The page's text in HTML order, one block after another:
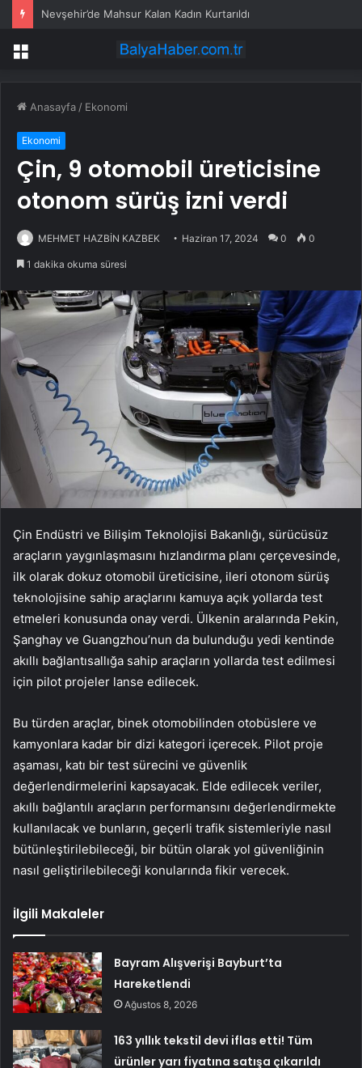
Nevşehir’de Mahsur Kalan Kadın Kurtarıldı
Menü
Anasayfa / Ekonomi
Ekonomi
Çin, 9 otomobil üreticisine
otonom sürüş izni verdi
MEHMET HAZBİN KAZBEK Haziran 17, 2024 0 0
1 dakika okuma süresi
Çin Endüstri ve Bilişim Teknolojisi Bakanlığı, sürücüsüz
araçların yaygınlaşmasını hızlandırma planı çerçevesinde,
ilk olarak dokuz otomobil üreticisine, ileri otonom sürüş
teknolojisine sahip araçlarını kamuya açık yollarda test
etmeleri konusunda onay verdi. Ülkenin aralarında Pekin,
Şanghay ve Guangzhou’nun da bulunduğu yedi kentinde
akıllı bağlantısallığa sahip araçların yollarda test edilmesi
için pilot projeler lanse edilecek.
Bu türden araçlar, binek otomobilinden otobüslere ve
kamyonlara kadar bir dizi kategori içerecek. Pilot proje
aşaması, katı bir test sürecini ve güvenlik
değerlendirmelerini kapsayacak. Elde edilecek veriler,
akıllı bağlantılı araçların performansını değerlendirmekte
kullanılacak ve bunların, geçerli trafik sistemleriyle nasıl
bütünleştirilebileceği, bir bütün olarak yol güvenliğinin
nasıl geliştirilebileceği konularında fikir verecek.
İlgili Makaleler
Bayram Alışverişi Bayburt’ta
Hareketlendi
Ağustos 8, 2026
163 yıllık tekstil devi iflas etti! Tüm
ürünler yarı fiyatına satışa çıkarıldı